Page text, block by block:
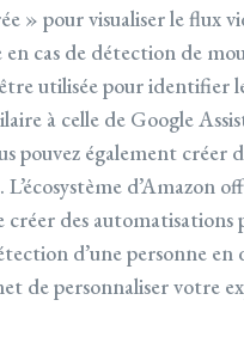
» pour visualiser le flux
cas de détection de
utilisée pour identifier
à celle de Google
pouvez également
d’Amazon
des automatisations
d’une personne
de personnaliser votre